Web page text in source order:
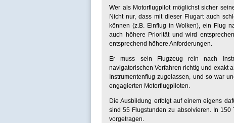
Wer als Motorflugpilot möglichst sicher
Nicht nur, dass mit dieser Flugart auch
können (z.B. Einflug in Wolken), ein Flug
auch höhere Priorität und wird
entsprechend höhere Anforderungen.
Er muss sein Flugzeug rein nach
navigatorischen Verfahren richtig und exakt
Instrumentenflug zugelassen, und so war
engagierten Motorflugpiloten.
Die Ausbildung erfolgt auf einem eigens
sind 55 Flugstunden zu absolvieren. In 150
vorgetragen.